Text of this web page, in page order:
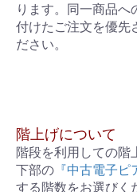
ります。同一商品へ
付けたご注文を優先
ださい。
階上げについて
階段を利用しての階
下部の 『中古電子
する階数をお選びく